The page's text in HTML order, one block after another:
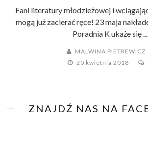
Fani literatury młodzieżowej i
mogą już zacierać ręce! 23 maja
Poradnia K ukaże się ...
MALWINA PIETREWICZ
20 kwietnia 2018
ZNAJDŹ NAS NA